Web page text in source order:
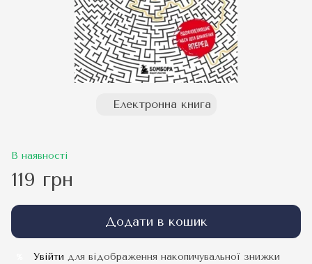
Електронна книга
В наявності
119 грн
Додати в кошик
Увійти для відображення накопичувальної знижки